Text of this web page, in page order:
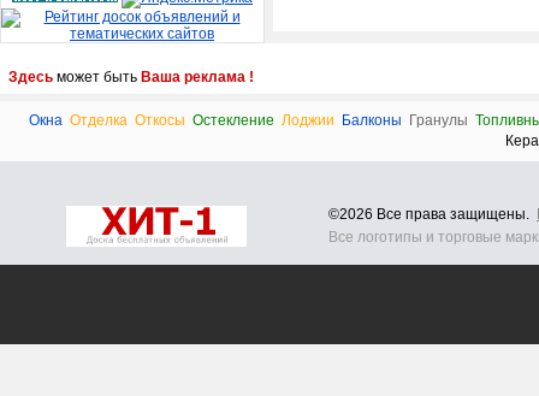
Здесь может быть Ваша реклама !
Окна Отделка Откосы Остекление Лоджии Балконы Гранулы
©2026 Все права защищены.
Все логотипы и торговые